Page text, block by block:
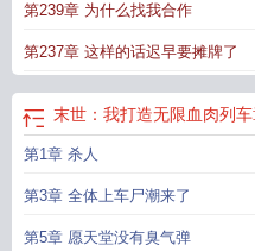
第239章 为什么找我合作
第237章 这样的话迟早要摊牌了
末世：我打造无限血肉列车
第1章 杀人
第3章 全体上车尸潮来了
第5章 愿天堂没有臭气弹